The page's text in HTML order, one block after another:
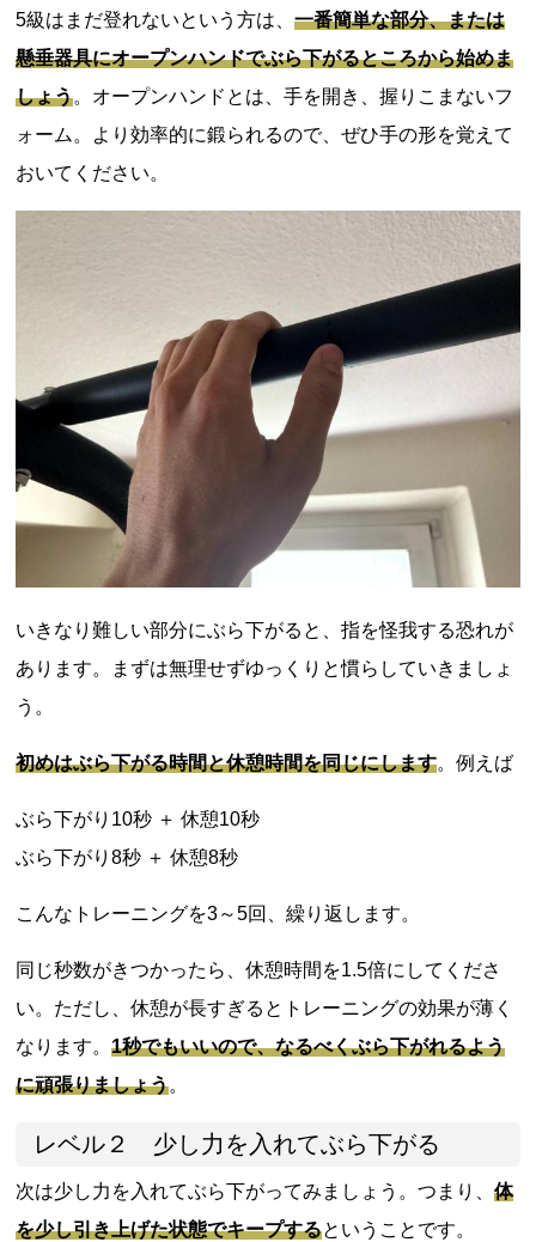
5級はまだ登れないという方は、一番簡単な部分、または
懸垂器具にオープンハンドでぶら下がるところから始めま
しょう。オープンハンドとは、手を開き、握りこまないフ
ォーム。より効率的に鍛られるので、ぜひ手の形を覚えて
おいてください。
いきなり難しい部分にぶら下がると、指を怪我する恐れが
あります。まずは無理せずゆっくりと慣らしていきましょ
う。
初めはぶら下がる時間と休憩時間を同じにします。例えば
ぶら下がり10秒 ＋ 休憩10秒
ぶら下がり8秒 ＋ 休憩8秒
こんなトレーニングを3～5回、繰り返します。
同じ秒数がきつかったら、休憩時間を1.5倍にしてくださ
い。ただし、休憩が長すぎるとトレーニングの効果が薄く
なります。1秒でもいいので、なるべくぶら下がれるよう
に頑張りましょう。
レベル２ 少し力を入れてぶら下がる
次は少し力を入れてぶら下がってみましょう。つまり、体
を少し引き上げた状態でキープするということです。